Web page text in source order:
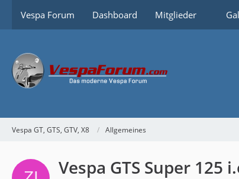
Vespa Forum Dashboard Mitglieder
Vespa GT, GTS, GTV, X8 Allgemeines
Vespa GTS Super 125